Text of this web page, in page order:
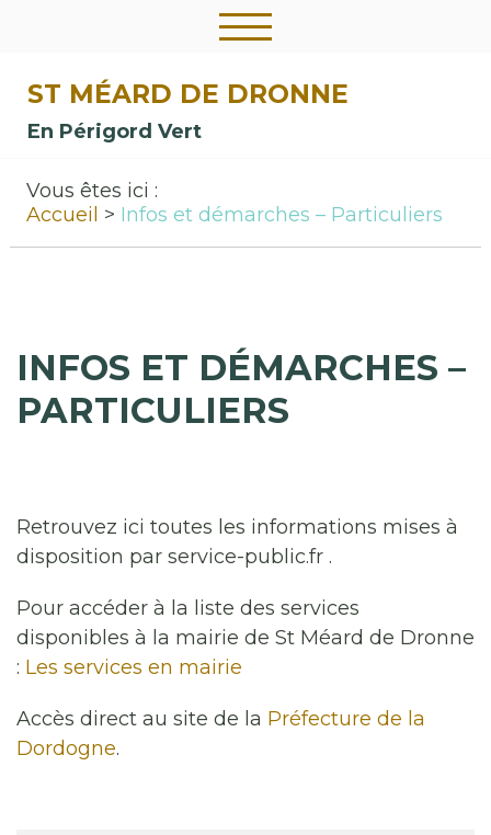
ST MÉARD DE DRONNE
En Périgord Vert
Vous êtes ici :
Accueil
Infos et démarches – Particuliers
INFOS ET DÉMARCHES –
PARTICULIERS
Retrouvez ici toutes les informations mises à
disposition par service-public.fr .
Pour accéder à la liste des services
disponibles à la mairie de St Méard de Dronne
: Les services en mairie
Accès direct au site de la Préfecture de la
Dordogne.